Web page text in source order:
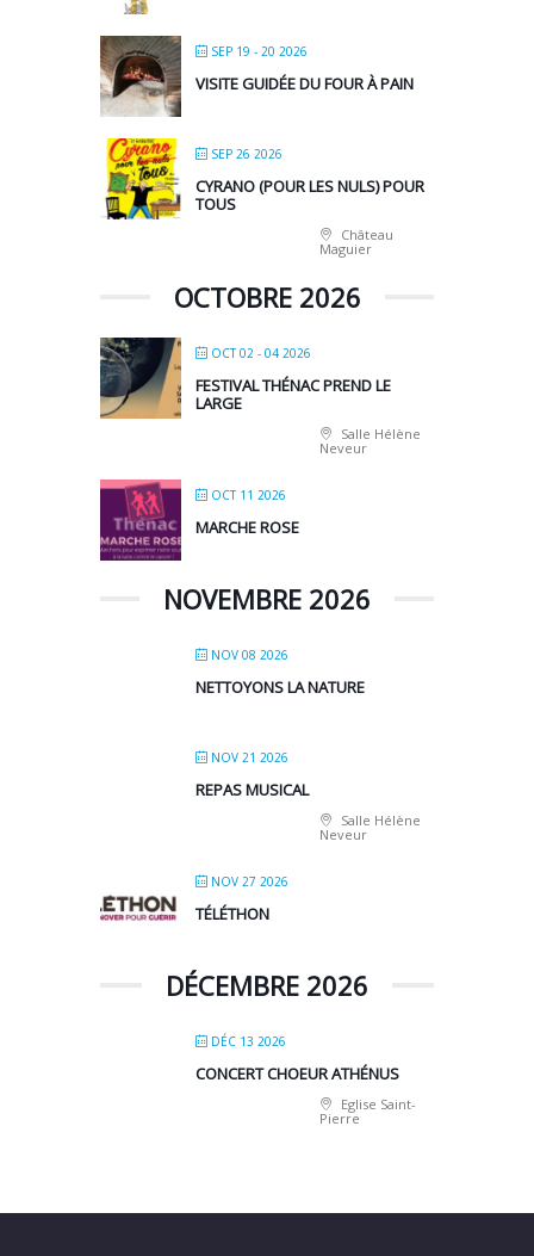
SEP 19 - 20 2026
VISITE GUIDÉE DU FOUR À PAIN
SEP 26 2026
CYRANO (POUR LES NULS) POUR
TOUS
Château
Maguier
OCTOBRE 2026
OCT 02 - 04 2026
FESTIVAL THÉNAC PREND LE
LARGE
Salle Hélène
Neveur
OCT 11 2026
MARCHE ROSE
NOVEMBRE 2026
NOV 08 2026
NETTOYONS LA NATURE
NOV 21 2026
REPAS MUSICAL
Salle Hélène
Neveur
NOV 27 2026
TÉLÉTHON
DÉCEMBRE 2026
DÉC 13 2026
CONCERT CHOEUR ATHÉNUS
Eglise Saint-
Pierre